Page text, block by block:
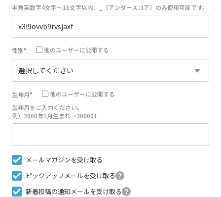
半角英数字4文字～16文字以内、_（アンダースコア）のみ使用可能です。
性別 他のユーザーに公開する
生年月
他のユーザーに公開する
生年月をご入力ください。
例）2000年1月生まれ→200001
メールマガジンを受け取る
ピックアップメールを受け取る ？
新着投稿の通知メールを受け取る ？